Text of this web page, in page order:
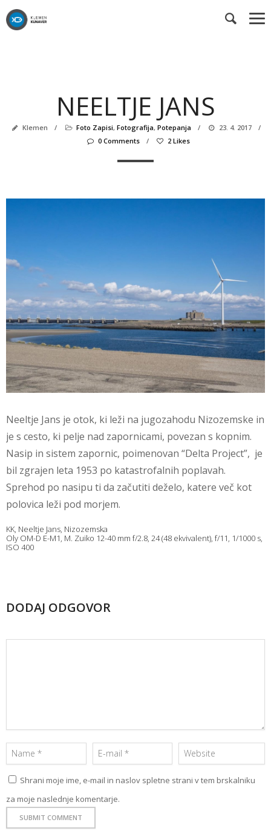
NEELTJE JANS
Klemen / Foto Zapisi, Fotografija, Potepanja / 23. 4. 2017
/
0 Comments
/ 2 Likes
Neeltje Jans je otok, ki leži na jugozahodu Nizozemske in
je s cesto, ki pelje nad zapornicami, povezan s kopnim.
Nasip in sistem zapornic, poimenovan “Delta Project”, je
bil zgrajen leta 1953 po katastrofalnih poplavah.
Sprehod po nasipu ti da začutiti deželo, katere več kot
polovica leži pod morjem.
KK, Neeltje Jans, Nizozemska
Oly OM-D E-M1, M. Zuiko 12-40 mm f/2.8, 24 (48 ekvivalent), f/11, 1/1000 s,
ISO 400
DODAJ ODGOVOR
Shrani moje ime, e-mail in naslov spletne strani v tem brskalniku
za moje naslednje komentarje.